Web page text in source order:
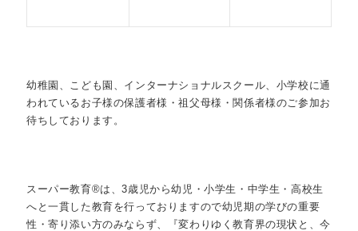
幼稚園、こども園、インターナショナルスクール、小学校に通
われているお子様の保護者様・祖父母様・関係者様のご参加お
待ちしております。
スーパー教育®は、3歳児から幼児・小学生・中学生・高校生
へと一貫した教育を行っておりますので幼児期の学びの重要
性・寄り添い方のみならず、『変わりゆく教育界の現状と、今